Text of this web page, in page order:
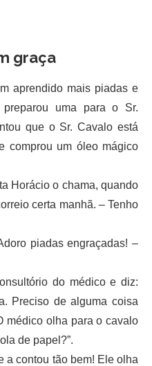
graça
aprendido mais piadas e
uma para o Sr.
que o Sr. Cavalo está
comprou um óleo mágico
Horácio o chama, quando
certa manhã. – Tenho
piadas engraçadas! –
do médico e diz:
Preciso de alguma coisa
médico olha para o cavalo
de papel?”.
contou tão bem! Ele olha